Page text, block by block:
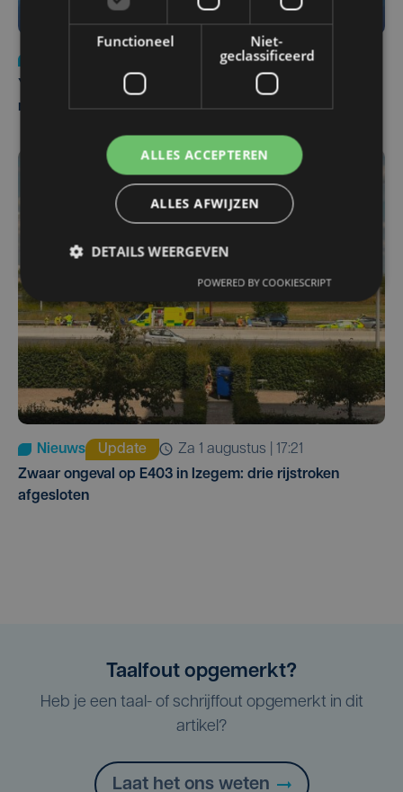
do 6 augustus | 21:30
Yaro (19), slachtoffer van vechtpartij, is na
maandenlange coma overleden
Nieuws Update
za 1 augustus | 17:21
Zwaar ongeval op E403 in Izegem: drie rijstroken
afgesloten
Taalfout opgemerkt?
Heb je een taal- of schrijffout opgemerkt in dit
artikel?
Laat het ons weten
Functioneel
Niet-
geclassificeerd
ALLES ACCEPTEREN
ALLES AFWIJZEN
DETAILS WEERGEVEN
POWERED BY COOKIESCRIPT